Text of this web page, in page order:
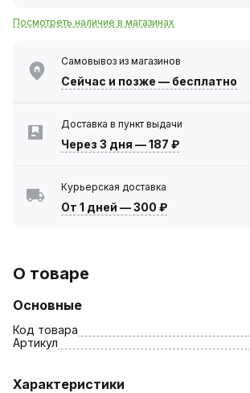
Посмотреть наличие в магазинах
Самовывоз из магазинов
Сейчас и позже — бесплатно
Доставка в пункт выдачи
Через 3 дня —187 ₽
Курьерская доставка
От 1 дней —300 ₽
О товаре
Основные
Код товара
Артикул
Характеристики